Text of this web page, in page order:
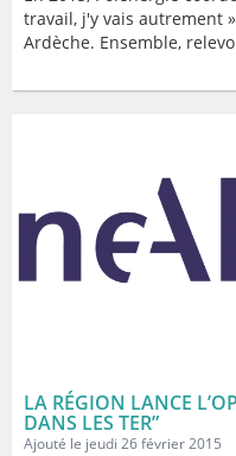
travail, j'y vais autrement
Ardèche. Ensemble,
LA RÉGION LANCE
DANS LES TER”
Ajouté le jeudi 26 février 2015